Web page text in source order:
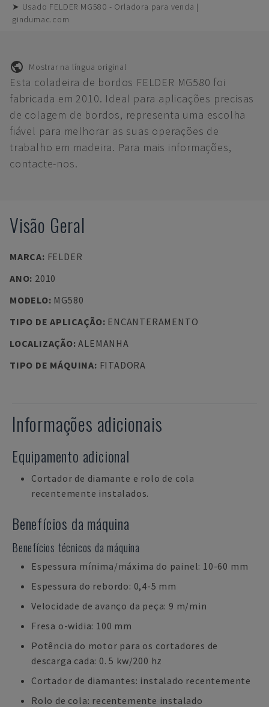
➤ Usado FELDER MG580 - Orladora para venda |
gindumac.com
Mostrar na língua original
Esta coladeira de bordos FELDER MG580 foi
fabricada em 2010. Ideal para aplicações precisas
de colagem de bordos, representa uma escolha
fiável para melhorar as suas operações de
trabalho em madeira. Para mais informações,
contacte-nos.
Visão Geral
MARCA: FELDER
ANO: 2010
MODELO: MG580
TIPO DE APLICAÇÃO: ENCANTERAMENTO
LOCALIZAÇÃO:ALEMANHA
TIPO DE MÁQUINA: FITADORA
Informações adicionais
Equipamento adicional
Cortador de diamante e rolo de cola
recentemente instalados.
Benefícios da máquina
Benefícios técnicos da máquina
Espessura mínima/máxima do painel: 10-60 mm
Espessura do rebordo: 0,4-5 mm
Velocidade de avanço da peça: 9 m/min
Fresa o-widia: 100 mm
Potência do motor para os cortadores de
descarga cada: 0. 5 kw/200 hz
Cortador de diamantes: instalado recentemente
Rolo de cola: recentemente instalado